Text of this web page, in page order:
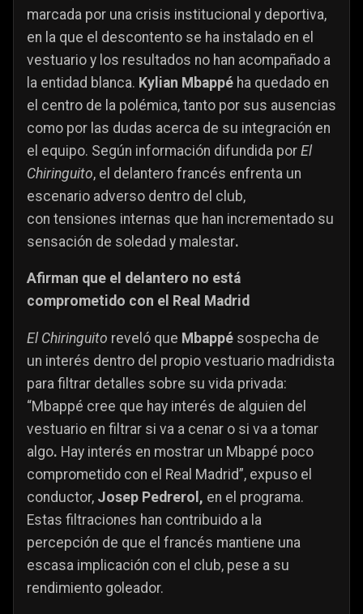
marcada por una crisis institucional y deportiva,
en la que el descontento se ha instalado en el
vestuario y los resultados no han acompañado a
la entidad blanca. Kylian Mbappé ha quedado en
el centro de la polémica, tanto por sus ausencias
como por las dudas acerca de su integración en
el equipo. Según información difundida por El
Chiringuito, el delantero francés enfrenta un
escenario adverso dentro del club,
con tensiones internas que han incrementado su
sensación de soledad y malestar.
Afirman que el delantero no está
comprometido con el Real Madrid
El Chiringuito reveló que Mbappé sospecha de
un interés dentro del propio vestuario madridista
para filtrar detalles sobre su vida privada:
“Mbappé cree que hay interés de alguien del
vestuario en filtrar si va a cenar o si va a tomar
algo. Hay interés en mostrar un Mbappé poco
comprometido con el Real Madrid”, expuso el
conductor, Josep Pedrerol, en el programa.
Estas filtraciones han contribuido a la
percepción de que el francés mantiene una
escasa implicación con el club, pese a su
rendimiento goleador.